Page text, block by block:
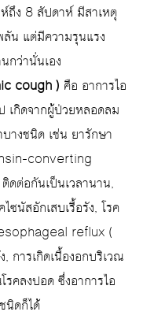
ถึง 8 สัปดาห์ มีสาเหตุ
ลัน แต่มีความรุนแรง
กว่านั่นเอง
cough ) คือ อาการไอ
เกิดจากผู้ป่วยหลอดลม
างชนิด เช่น ยารักษา
converting
ต่อกันเป็นเวลานาน,
ซนัสอักเสบเรื้อรัง, โรค
reflux (
, การเกิดเนื้องอกบริเวณ
คลงปอด ซึ่งอาการไอ
นิดก็ได้